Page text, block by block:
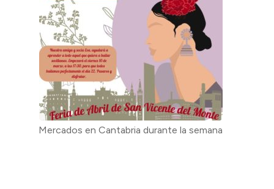
Mercados en Cantabria durante la semana